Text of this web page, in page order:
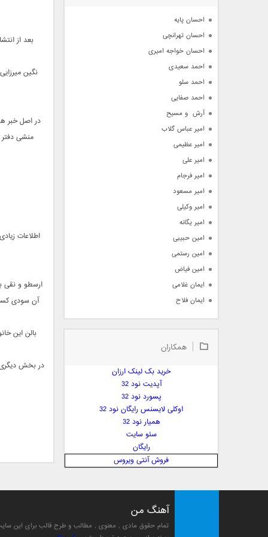
بعد از
نگین
در اصل خبر
منشی
اطلاعات
ارسطو و نقی
آن سودی
بالن این
در بخش دیگری
احسان پایه
احسان تهرانچی
احسان خواجه امیری
احمد سعیدی
احمد سلو
احمد صفایی
آرش  و مسیح
امیر عباس گلاب
امیر عظیمی
امیر علی
امیر فرجام
امیر مسعود
امیر وکیلی
امیر یگانه
امین حبیبی
امین رستمی
امین فیاض
ایمان غلامی
ایمان فلاح
بابک جهانبخش
بابک مافی
بهنام صفوی
پارسا چیلیک
پویا
همکاران
خرید بک لینک ارزان
آپدیت نود 32
پسورد نود 32
اوکلی لایسنس رایگان نود 32
همیار نود 32
سئو سایت
رایگان
فروش آنتی ویروس
آهنگ من
تمام حقوق مادی , معنوی , مطالب و طرح قالب برای این